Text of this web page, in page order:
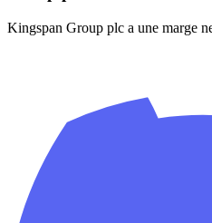
Kingspan Group plc a une marge